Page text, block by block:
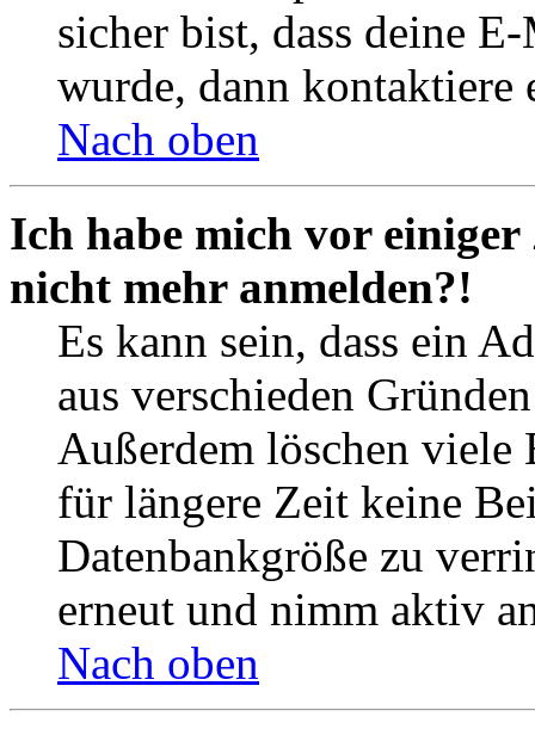
sicher bist, dass deine
wurde, dann kontaktiere
Nach oben
Ich habe mich vor
nicht mehr anmelden?!
Es kann sein, dass ein
aus verschieden
Außerdem löschen viele
für längere Zeit keine
Datenbankgröße zu
erneut und nimm aktiv
Nach oben